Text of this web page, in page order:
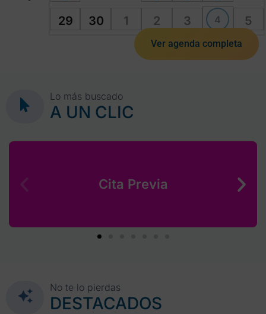
29 30 1 2 3 4 5
Ver agenda completa
Lo más buscado
A UN CLIC
Cita Previa
No te lo pierdas
DESTACADOS